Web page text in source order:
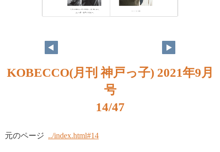
KOBECCO(月刊 神戸っ子) 2021年9月
号
14/47
元のページ ../index.html#14